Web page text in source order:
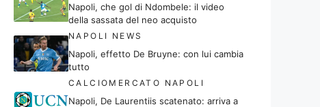
Napoli, che gol di Ndombele: il video
della sassata del neo acquisto
NAPOLI NEWS
Napoli, effetto De Bruyne: con lui cambia
tutto
CALCIOMERCATO NAPOLI
Napoli, De Laurentiis scatenato: arriva a